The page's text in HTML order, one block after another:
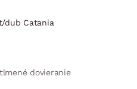
dub Catania
dovieranie